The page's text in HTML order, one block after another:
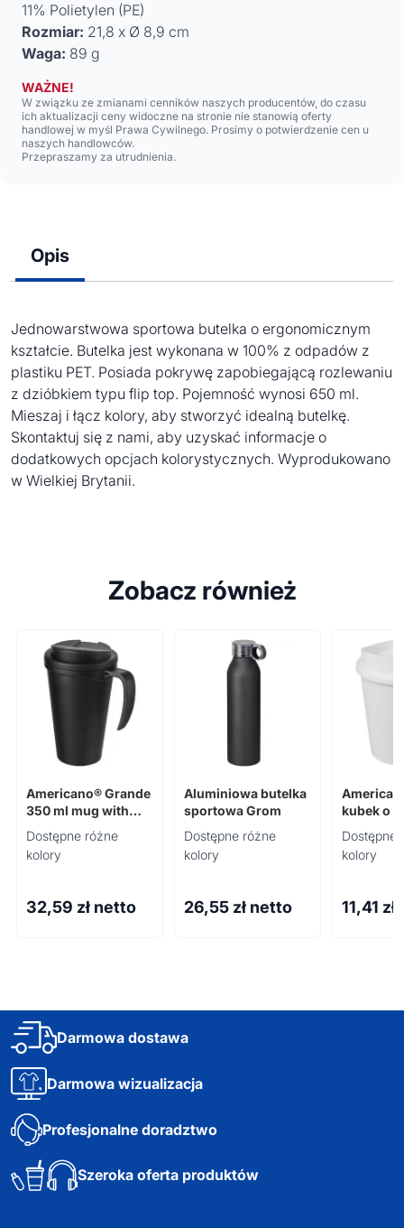
11% Polietylen (PE)
Rozmiar: 21,8 x Ø 8,9 cm
Waga: 89 g
WAŻNE!
W związku ze zmianami cenników naszych producentów, do czasu
ich aktualizacji ceny widoczne na stronie nie stanowią oferty
handlowej w myśl Prawa Cywilnego. Prosimy o potwierdzenie cen u
naszych handlowców.
Przepraszamy za utrudnienia.
Opis
Jednowarstwowa sportowa butelka o ergonomicznym
kształcie. Butelka jest wykonana w 100% z odpadów z
plastiku PET. Posiada pokrywę zapobiegającą rozlewaniu
z dzióbkiem typu flip top. Pojemność wynosi 650 ml.
Mieszaj i łącz kolory, aby stworzyć idealną butelkę.
Skontaktuj się z nami, aby uzyskać informacje o
dodatkowych opcjach kolorystycznych. Wyprodukowano
w Wielkiej Brytanii.
Zobacz również
Americano® Grande
350 ml mug with
spill-proof lid
Dostępne różne
kolory
32,59 zł netto
Aluminiowa butelka
sportowa Grom
Dostępne różne
kolory
26,55 zł netto
kubek o
200 ml z
Dostępne
kolory
11,41 zł
Darmowa dostawa
Darmowa wizualizacja
Profesjonalne doradztwo
Szeroka oferta produktów